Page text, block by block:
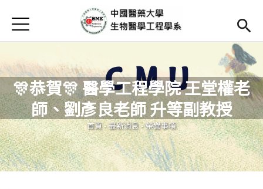
首頁
Open submenu (高中專區)
高中專區
最新消息
Open submenu (學系簡介)
學系簡介
Open
本系成員
Open
課程資訊
Jump to Navigation
Jump to Main content
🎊恭賀🎊 醫學工程學院 王堂權老
師、劉彥良老師 升等副教授
您在這裡
首頁-最新消息-榮譽事項